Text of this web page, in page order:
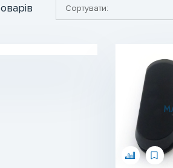
ігри магнітні